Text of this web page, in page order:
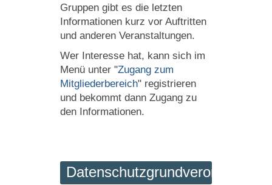
Gruppen gibt es die letzten
Informationen kurz vor Auftritten
und anderen Veranstaltungen.
Wer Interesse hat, kann sich im
Menü unter "Zugang zum
Mitgliederbereich" registrieren
und bekommt dann Zugang zu
den Informationen.
Datenschutzgrundverordnung